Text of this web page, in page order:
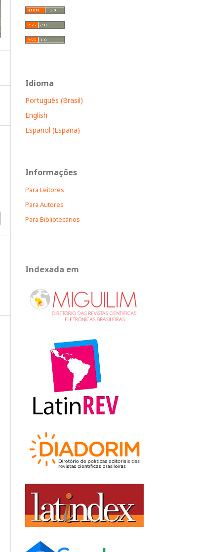
Idioma
Português (Brasil)
English
Español (España)
Informações
Para Leitores
Para Autores
Para Bibliotecários
Indexada em